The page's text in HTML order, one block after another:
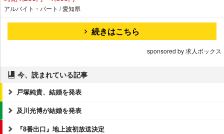
アルバイト・パート / 愛知県
続きはこちら
sponsored by 求人ボックス
今、読まれている記事
戸塚純貴、結婚を発表
及川光博が結婚を発表
『8番出口』地上波初放送決定